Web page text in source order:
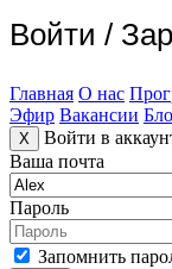
Войти /
Главная О нас
Эфир Вакансии
X
Войти в
Ваша почта
Пароль
Запомнить